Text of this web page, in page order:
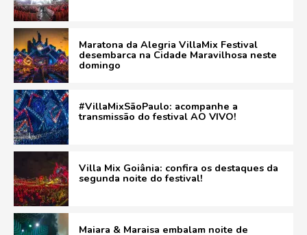
Maratona da Alegria VillaMix Festival
desembarca na Cidade Maravilhosa neste
domingo
#VillaMixSãoPaulo: acompanhe a
transmissão do festival AO VIVO!
Villa Mix Goiânia: confira os destaques da
segunda noite do festival!
Maiara & Maraisa embalam noite de